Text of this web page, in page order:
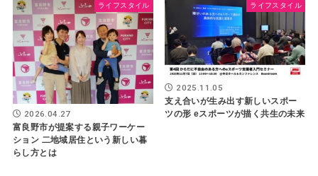
ライフスタイル
2026.04.27
富良野市が提案する親子ワーケー
ション 二地域居住という新しい暮
らし方とは
ライフスタイル
2025.11.05
支え合いが生み出す新しいスポー
ツの形 eスポーツが描く共生の未来